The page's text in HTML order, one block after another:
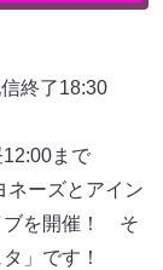
終了18:30
まで
ネーズとアイン
ブを開催！ そ
」です！